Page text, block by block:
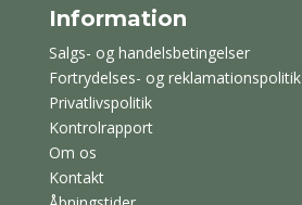
Information
Salgs- og handelsbetingelser
Fortrydelses- og reklamationspolitik
Privatlivspolitik
Kontrolrapport
Om os
Kontakt